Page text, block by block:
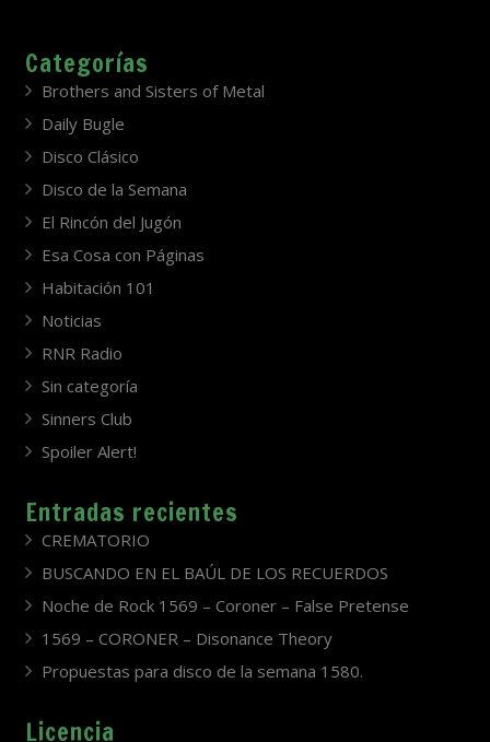
Categorías
Brothers and Sisters of Metal
Daily Bugle
Disco Clásico
Disco de la Semana
El Rincón del Jugón
Esa Cosa con Páginas
Habitación 101
Noticias
RNR Radio
Sin categoría
Sinners Club
Spoiler Alert!
Entradas recientes
CREMATORIO
BUSCANDO EN EL BAÚL DE LOS RECUERDOS
Noche de Rock 1569 – Coroner – False Pretense
1569 – CORONER – Disonance Theory
Propuestas para disco de la semana 1580.
Licencia